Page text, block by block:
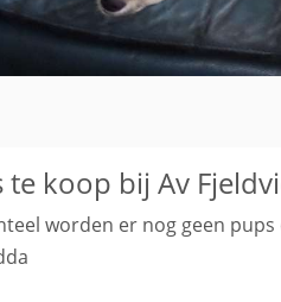
te koop bij Av
worden er nog geen